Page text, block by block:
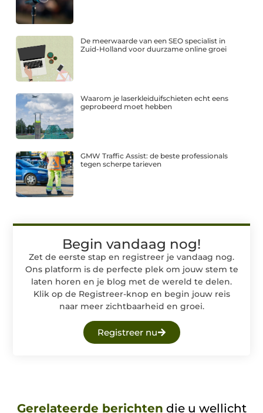
De meerwaarde van een SEO specialist in
Zuid-Holland voor duurzame online groei
Waarom je laserkleiduifschieten echt eens
geprobeerd moet hebben
GMW Traffic Assist: de beste professionals
tegen scherpe tarieven
Begin vandaag nog!
Zet de eerste stap en registreer je vandaag nog.
Ons platform is de perfecte plek om jouw stem te
laten horen en je blog met de wereld te delen.
Klik op de Registreer-knop en begin jouw reis
naar meer zichtbaarheid en groei.
Registreer nu
Gerelateerde berichten die u wellicht